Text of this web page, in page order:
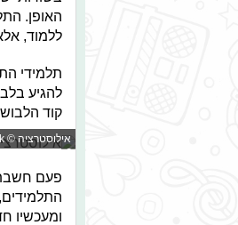
האופן.
ללמוד,
תלמידי
להגיע
קוד
אילוסטרציה © shutterstock
פעם
ומעכשיו